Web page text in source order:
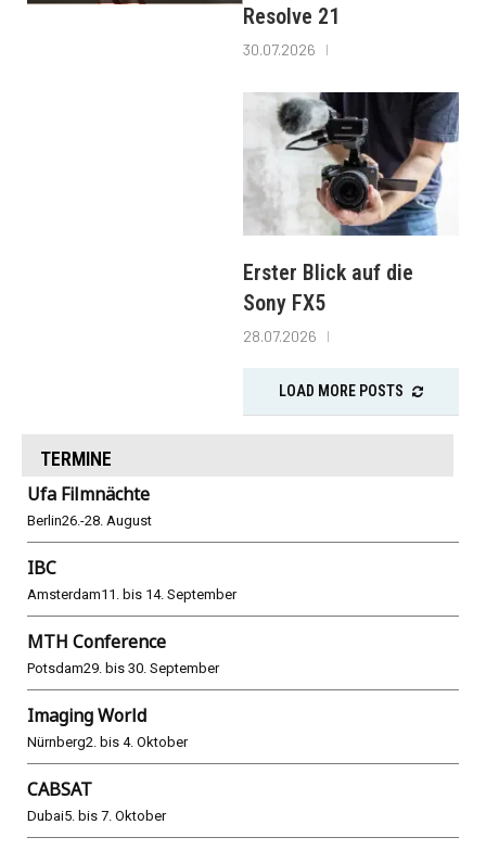
Resolve 21
30.07.2026
Erster Blick auf die
Sony FX5
28.07.2026
LOAD MORE POSTS
TERMINE
Ufa Filmnächte
Berlin26.-28. August
IBC
Amsterdam11. bis 14. September
MTH Conference
Potsdam29. bis 30. September
Imaging World
Nürnberg2. bis 4. Oktober
CABSAT
Dubai5. bis 7. Oktober